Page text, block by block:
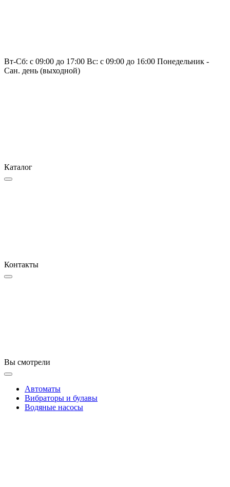
Вт-Сб: с 09:00 до 17:00 Вс: с 09:00 до 16:00 Понедельник -
Сан. день (выходной)
Каталог
Контакты
Вы смотрели
Автоматы
Вибраторы и булавы
Водяные насосы